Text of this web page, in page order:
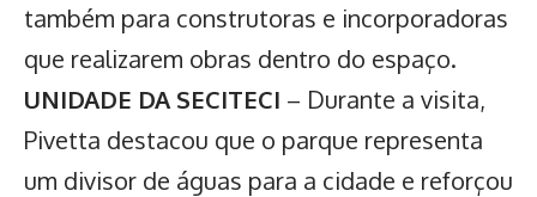
também para construtoras e incorporadoras
que realizarem obras dentro do espaço.
UNIDADE DA SECITECI – Durante a visita,
Pivetta destacou que o parque representa
um divisor de águas para a cidade e reforçou